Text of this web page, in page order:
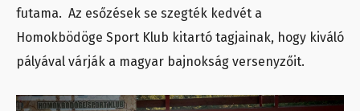
futama. Az esőzések se szegték kedvét a
Homokbödöge Sport Klub kitartó tagjainak, hogy kiváló
pályával várják a magyar bajnokság versenyzőit.